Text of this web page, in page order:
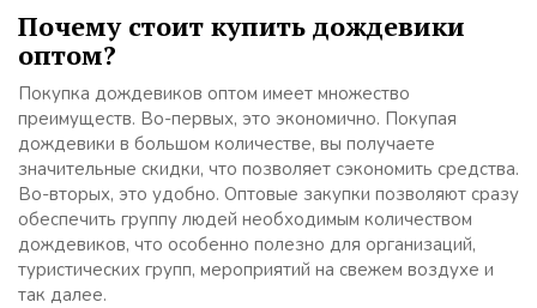
Почему стоит купить дождевики
оптом?
Покупка дождевиков оптом имеет множество
преимуществ. Во-первых, это экономично. Покупая
дождевики в большом количестве, вы получаете
значительные скидки, что позволяет сэкономить средства.
Во-вторых, это удобно. Оптовые закупки позволяют сразу
обеспечить группу людей необходимым количеством
дождевиков, что особенно полезно для организаций,
туристических групп, мероприятий на свежем воздухе и
так далее.